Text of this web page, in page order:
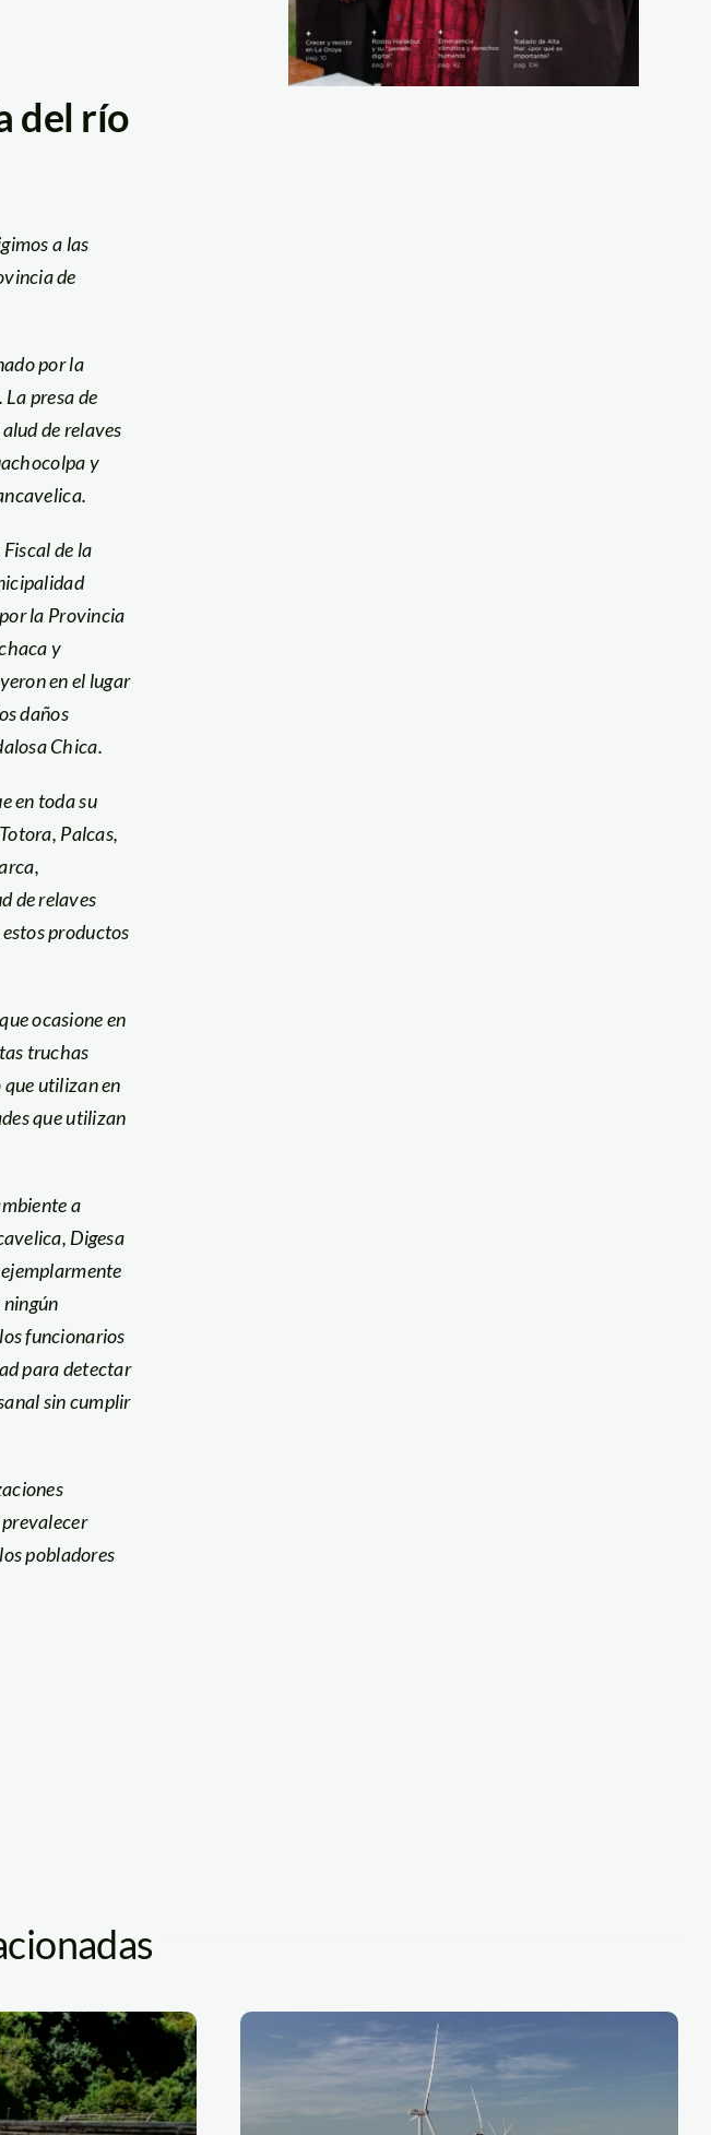
del río
a las
de
por la
presa de
de relaves
y
de la
la Provincia
y
en el lugar
daños
Chica.
en toda su
Palcas,
de relaves
productos
ocasione en
truchas
utilizan en
que utilizan
a
Digesa
funcionarios
para detectar
sin cumplir
pobladores